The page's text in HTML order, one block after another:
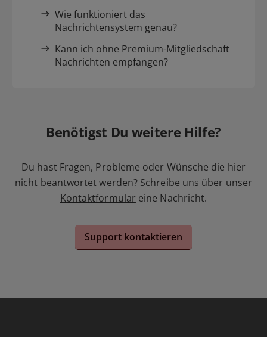
Wie funktioniert das
Nachrichtensystem genau?
Kann ich ohne Premium-Mitgliedschaft
Nachrichten empfangen?
Benötigst Du weitere Hilfe?
Du hast Fragen, Probleme oder Wünsche die hier
nicht beantwortet werden? Schreibe uns über unser
Kontaktformular eine Nachricht.
Support kontaktieren